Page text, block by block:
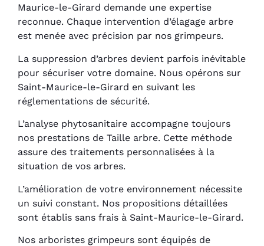
Maurice-le-Girard demande une expertise
reconnue. Chaque intervention d’élagage arbre
est menée avec précision par nos grimpeurs.
La suppression d’arbres devient parfois inévitable
pour sécuriser votre domaine. Nous opérons sur
Saint-Maurice-le-Girard en suivant les
réglementations de sécurité.
L’analyse phytosanitaire accompagne toujours
nos prestations de Taille arbre. Cette méthode
assure des traitements personnalisées à la
situation de vos arbres.
L’amélioration de votre environnement nécessite
un suivi constant. Nos propositions détaillées
sont établis sans frais à Saint-Maurice-le-Girard.
Nos arboristes grimpeurs sont équipés de